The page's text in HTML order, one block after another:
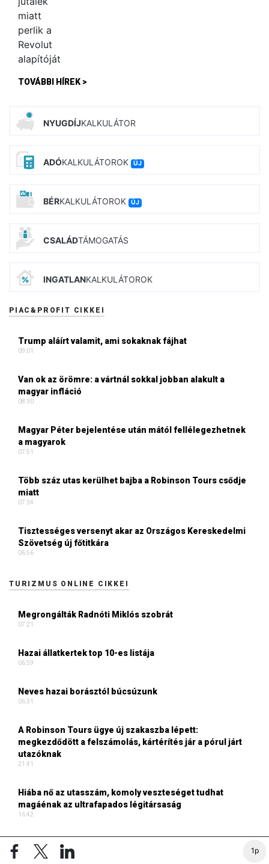
1p
TOVÁBBI HÍREK >
NYUGDÍJKALKULÁTOR
ADÓKALKULÁTOROK ÚJ
BÉRKALKULÁTOROK ÚJ
CSALÁDTÁMOGATÁS
INGATLANKALKULÁTOROK
PIAC&PROFIT CIKKEI
Trump aláírt valamit, ami sokaknak fájhat
09:01
Van ok az örömre: a vártnál sokkal jobban alakult a
magyar infláció
08:30
Magyar Péter bejelentése után mától fellélegezhetnek
a magyarok
07:51
Több száz utas kerülhet bajba a Robinson Tours csődje
miatt
07:34
Tisztességes versenyt akar az Országos Kereskedelmi
Szövetség új főtitkára
06:56
TURIZMUS ONLINE CIKKEI
Megrongálták Radnóti Miklós szobrát
07:21
Hazai állatkertek top 10-es listája
06:59
Neves hazai borásztól búcsúzunk
06:31
A Robinson Tours ügye új szakaszba lépett:
megkezdődött a felszámolás, kártérítés jár a pórul járt
utazóknak
21:41
Hiába nő az utasszám, komoly veszteséget tudhat
magáénak az ultrafapados légitársaság
16:42